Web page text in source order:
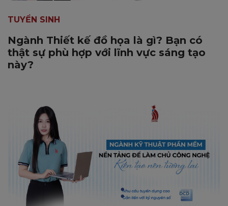
TUYỂN SINH
Ngành Thiết kế đồ họa là gì? Bạn có
thật sự phù hợp với lĩnh vực sáng tạo
này?